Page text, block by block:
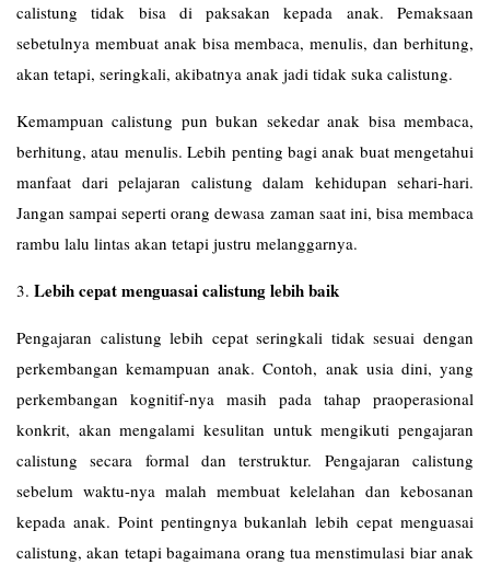
calistung tidak bisa di paksakan kepada anak. Pemaksaan
sebetulnya membuat anak bisa membaca, menulis, dan berhitung,
akan tetapi, seringkali, akibatnya anak jadi tidak suka calistung.
Kemampuan calistung pun bukan sekedar anak bisa membaca,
berhitung, atau menulis. Lebih penting bagi anak buat mengetahui
manfaat dari pelajaran calistung dalam kehidupan sehari-hari.
Jangan sampai seperti orang dewasa zaman saat ini, bisa membaca
rambu lalu lintas akan tetapi justru melanggarnya.
3. Lebih cepat menguasai calistung lebih baik
Pengajaran calistung lebih cepat seringkali tidak sesuai dengan
perkembangan kemampuan anak. Contoh, anak usia dini, yang
perkembangan kognitif-nya masih pada tahap praoperasional
konkrit, akan mengalami kesulitan untuk mengikuti pengajaran
calistung secara formal dan terstruktur. Pengajaran calistung
sebelum waktu-nya malah membuat kelelahan dan kebosanan
kepada anak. Point pentingnya bukanlah lebih cepat menguasai
calistung, akan tetapi bagaimana orang tua menstimulasi biar anak